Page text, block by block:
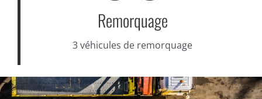
Remorquage
3 véhicules de remorquage